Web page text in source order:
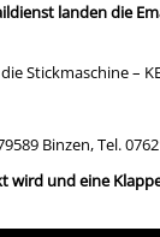
landen die
Stickmaschine –
Binzen, Tel.
wird und eine